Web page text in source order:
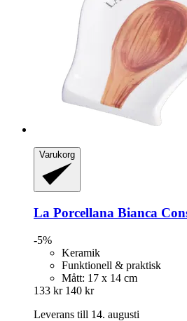
Varukorg
La Porcellana Bianca
-5%
Keramik
Funktionell & praktisk
Mått: 17 x 14 cm
133 kr 140 kr
Leverans till 14. augusti